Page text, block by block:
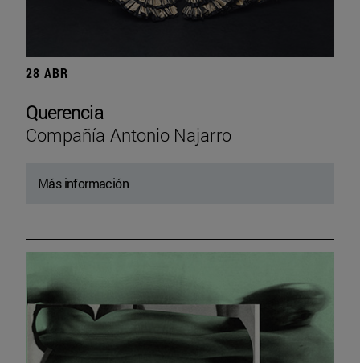
28 ABR
Querencia
Compañía Antonio Najarro
Más información